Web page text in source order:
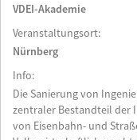
VDEI-Akademie
Veranstaltungsort:
Nürnberg
Info:
Die Sanierung von
zentraler Bestandteil der
von Eisenbahn- und